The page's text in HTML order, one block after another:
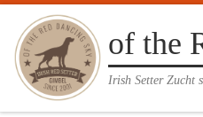
Zum Inhalt springen
of the
Irish Setter Zucht